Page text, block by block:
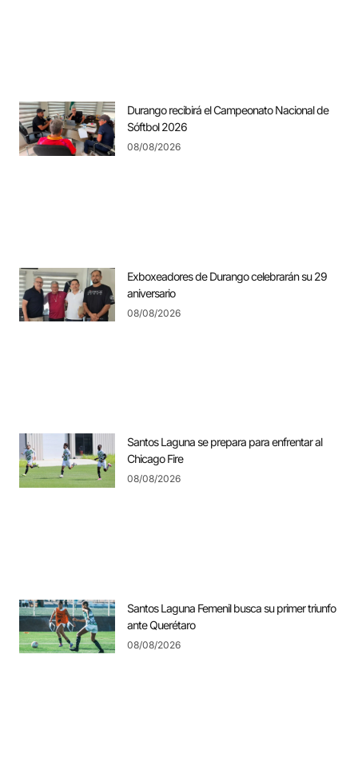
Durango recibirá el Campeonato Nacional de
Sóftbol 2026
08/08/2026
Exboxeadores de Durango celebrarán su 29
aniversario
08/08/2026
Santos Laguna se prepara para enfrentar al
Chicago Fire
08/08/2026
Santos Laguna Femenil busca su primer triunfo
ante Querétaro
08/08/2026